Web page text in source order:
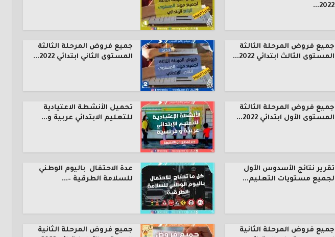
2022...
جميع فروض المرحلة الثالثة
المستوى الثالث ابتدائي 2022...
جميع فروض المرحلة الثالثة
المستوى الثاني ابتدائي 2022...
جميع فروض المرحلة الثالثة
المستوى الأول ابتدائي 2022...
تحميل الأنشطة الاعتيادية
للتعليم الابتدائي عربية و...
تقرير نتائج الأسدوس الأول
لجميع مستويات التعليم...
عدة الاحتفال باليوم الوطني
للسلامة الطرقية –...
جميع فروض المرحلة الثانية
جميع فروض المرحلة الثانية